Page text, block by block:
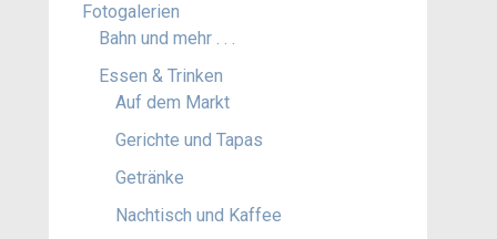
Fotogalerien
Bahn und mehr . . .
Essen & Trinken
Auf dem Markt
Gerichte und Tapas
Getränke
Nachtisch und Kaffee